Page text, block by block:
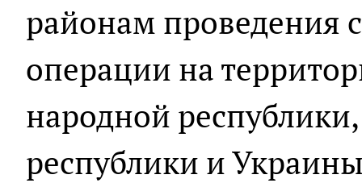
районам проведения
операции на
народной
республики и